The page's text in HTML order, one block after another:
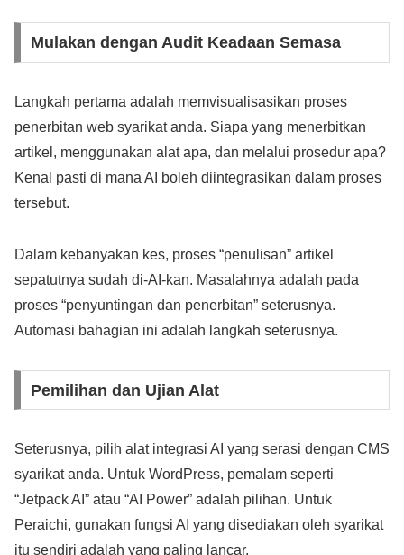
Mulakan dengan Audit Keadaan Semasa
Langkah pertama adalah memvisualisasikan proses
penerbitan web syarikat anda. Siapa yang menerbitkan
artikel, menggunakan alat apa, dan melalui prosedur apa?
Kenal pasti di mana AI boleh diintegrasikan dalam proses
tersebut.
Dalam kebanyakan kes, proses “penulisan” artikel
sepatutnya sudah di-AI-kan. Masalahnya adalah pada
proses “penyuntingan dan penerbitan” seterusnya.
Automasi bahagian ini adalah langkah seterusnya.
Pemilihan dan Ujian Alat
Seterusnya, pilih alat integrasi AI yang serasi dengan CMS
syarikat anda. Untuk WordPress, pemalam seperti
“Jetpack AI” atau “AI Power” adalah pilihan. Untuk
Peraichi, gunakan fungsi AI yang disediakan oleh syarikat
itu sendiri adalah yang paling lancar.